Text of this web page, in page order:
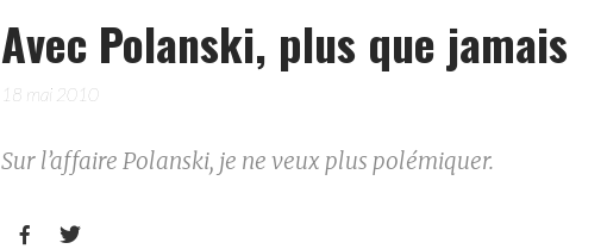
Avec Polanski, plus que jamais
18 mai 2010
Sur l’affaire Polanski, je ne veux plus polémiquer.
 